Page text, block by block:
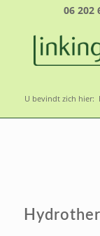
06 202
U bevindt zich hier: